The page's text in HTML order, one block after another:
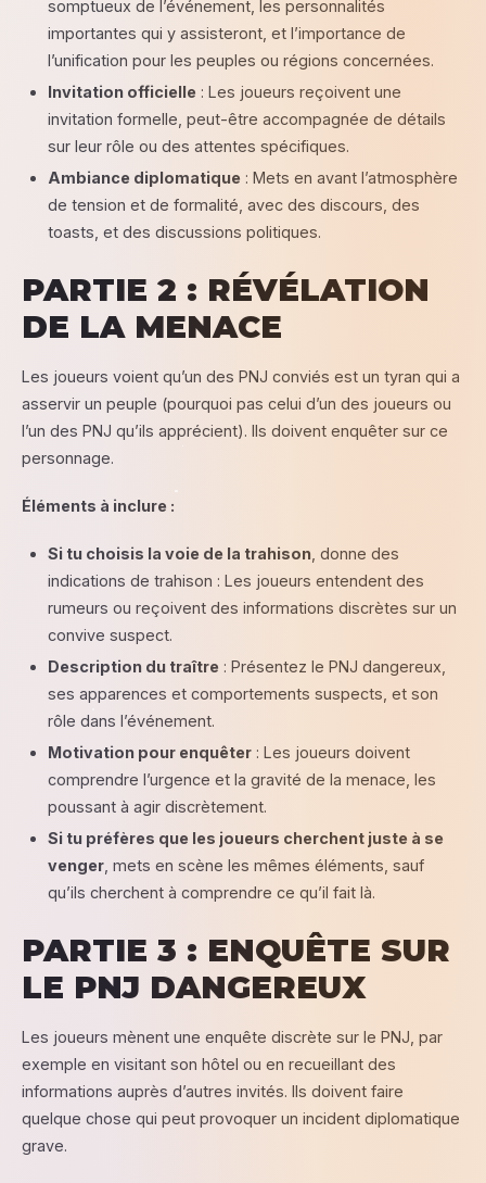
somptueux de l’événement, les personnalités
importantes qui y assisteront, et l’importance de
l’unification pour les peuples ou régions concernées.
Invitation officielle : Les joueurs reçoivent une
invitation formelle, peut-être accompagnée de détails
sur leur rôle ou des attentes spécifiques.
Ambiance diplomatique : Mets en avant l’atmosphère
de tension et de formalité, avec des discours, des
toasts, et des discussions politiques.
PARTIE 2 : RÉVÉLATION
DE LA MENACE
Les joueurs voient qu’un des PNJ conviés est un tyran qui a
asservir un peuple (pourquoi pas celui d’un des joueurs ou
l’un des PNJ qu’ils apprécient). Ils doivent enquêter sur ce
personnage.
Éléments à inclure :
Si tu choisis la voie de la trahison , donne des
indications de trahison : Les joueurs entendent des
rumeurs ou reçoivent des informations discrètes sur un
convive suspect.
Description du traître : Présentez le PNJ dangereux,
ses apparences et comportements suspects, et son
rôle dans l’événement.
Motivation pour enquêter : Les joueurs doivent
comprendre l’urgence et la gravité de la menace, les
poussant à agir discrètement.
Si tu préfères que les joueurs cherchent juste à se
venger , mets en scène les mêmes éléments, sauf
qu’ils cherchent à comprendre ce qu’il fait là.
PARTIE 3 : ENQUÊTE SUR
LE PNJ DANGEREUX
Les joueurs mènent une enquête discrète sur le PNJ, par
exemple en visitant son hôtel ou en recueillant des
informations auprès d’autres invités. Ils doivent faire
quelque chose qui peut provoquer un incident diplomatique
grave.